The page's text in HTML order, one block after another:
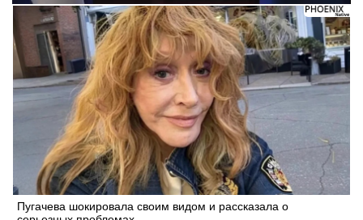
Пугачева шокировала своим видом и рассказала о